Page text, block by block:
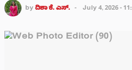
by ದಿಶಾ ಕೆ. ಎಸ್. July 4, 2026 -